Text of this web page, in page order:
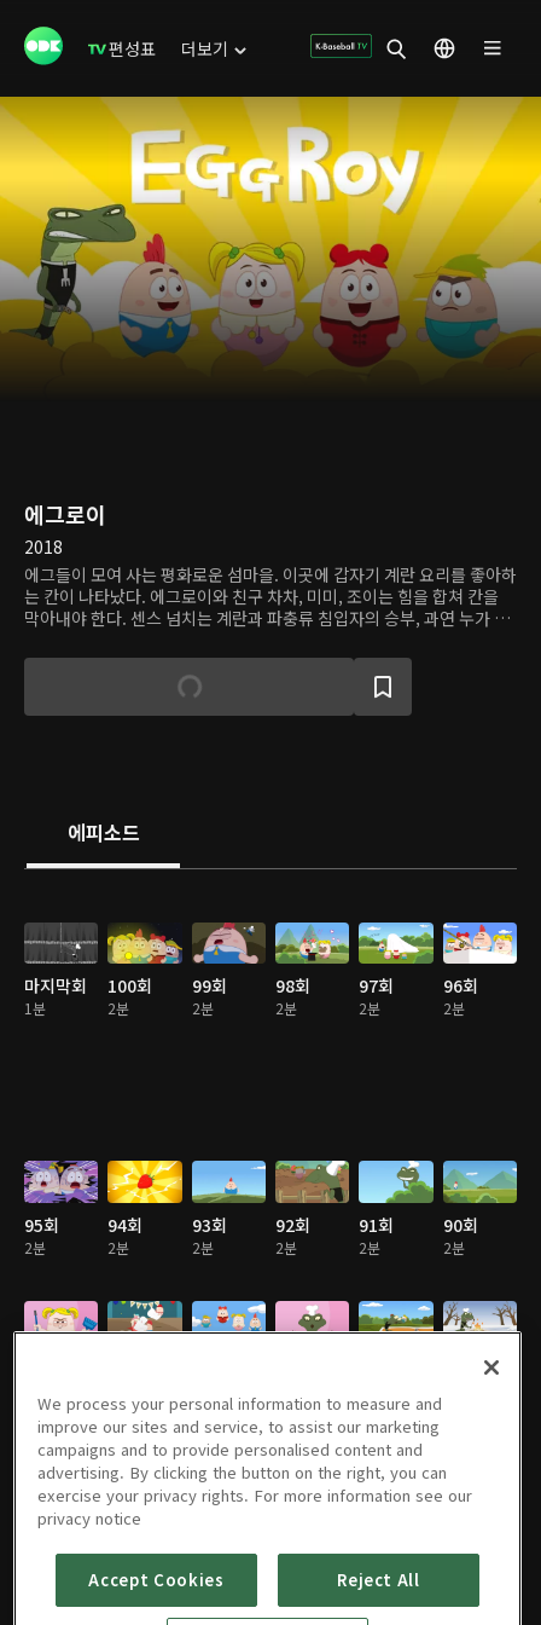
편성표 더보기
에그로이
2018
에그들이 모여 사는 평화로운 섬마을. 이곳에 갑자기 계란 요리를 좋아하
는 칸이 나타났다. 에그로이와 친구 차차, 미미, 조이는 힘을 합쳐 칸을
막아내야 한다. 센스 넘치는 계란과 파충류 침입자의 승부, 과연 누가 이
에피소드
마지막회
1분
100회
2분
99회
2분
98회
2분
97회
2분
96회
2분
95회
2분
94회
2분
93회
2분
92회
2분
91회
2분
90회
2분
83회
2분
82회
2분
81회 80회 79회 78회
We process your personal information to measure and
improve our sites and service, to assist our marketing
campaigns and to provide personalised content and
advertising. By clicking the button on the right, you can
exercise your privacy rights. For more information see our
privacy notice
Accept Cookies Reject All